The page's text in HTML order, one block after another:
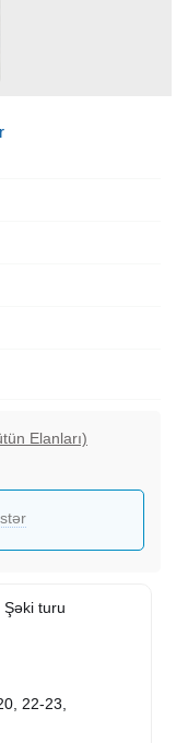
Elanları)
turu
22-23,